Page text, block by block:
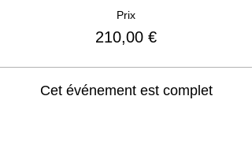
Prix
210,00 €
Cet événement est complet